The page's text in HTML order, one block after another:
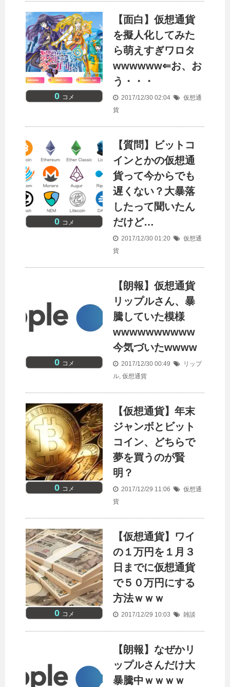
0 コメ
【面白】仮想通貨
を擬人化してみた
ら萌えすぎワロタ
wwwwww⇐お、お
う・・・
2017/12/30 02:04
仮想通
貨
0 コメ
【質問】ビットコ
インとかの仮想通
貨って今からでも
遅くない？大暴落
したって聞いたん
だけど…
2017/12/30 01:20
仮想通
貨
0 コメ
【朗報】仮想通貨
リップルさん、暴
騰していた模様
wwwwwwwwww
今気づいたwwww
2017/12/30 00:49
リップ
ル, 仮想通貨
0 コメ
【仮想通貨】年末
ジャンボとビット
コイン、どちらで
夢を買うのが賢
明？
2017/12/29 11:06
仮想通
貨
0 コメ
【仮想通貨】ワイ
の１万円を１月３
日までに仮想通貨
で５０万円にする
方法ｗｗｗ
2017/12/29 10:03 雑談
【朗報】なぜかリ
ップルさんだけ大
暴騰中ｗｗｗｗ